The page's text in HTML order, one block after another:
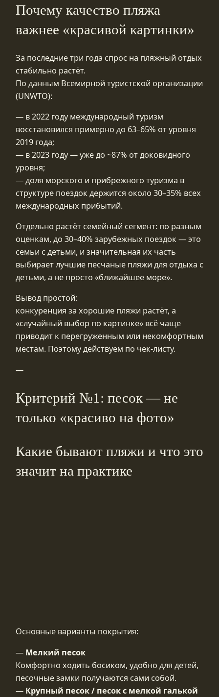
Почему качество пляжа
важнее «красивой картинки»
За последние три года спрос на пляжный отдых
стабильно растёт.
По данным Всемирной туристской организации
(UNWTO):
— в 2022 году международный туризм
восстановился примерно до 63–65% от уровня
2019 года;
— в 2023 году — уже до ~87% от доковидного
уровня;
— доля морского и прибрежного туризма в
структуре поездок держится около 30–35% всех
международных прибытий.
Отдельно растёт семейный сегмент: по разным
оценкам, до 30–40% зарубежных поездок — это
семьи с детьми, и значительная их часть
выбирает лучшие песчаные пляжи для отдыха с
детьми, а не просто «ближайшее море».
Вывод простой:
конкуренция за хорошие пляжи растёт, а
«случайный выбор по картинке» всё чаще
приводит к перегруженным или некомфортным
местам. Поэтому действуем по чек-листу.
—
Критерий №1: песок — не
только «красиво на фото»
Какие бывают пляжи и что это
значит на практике
Основные варианты покрытия:
— Мелкий песок
Комфортно ходить босиком, удобно для детей,
песочные замки получаются сами собой.
— Крупный песок / песок с мелкой галькой